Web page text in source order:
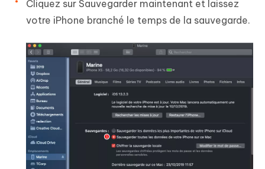
Cliquez sur Sauvegarder maintenant et laissez
votre iPhone branché le temps de la sauvegarde.